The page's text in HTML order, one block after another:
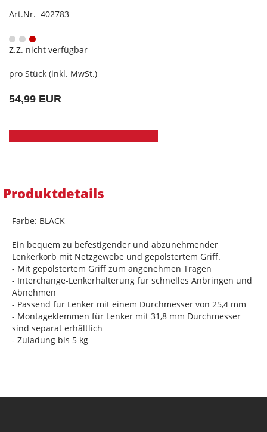
Art.Nr. 402783
Z.Z. nicht verfügbar
pro Stück (inkl. MwSt.)
54,99 EUR
Produktdetails
Farbe: BLACK
Ein bequem zu befestigender und abzunehmender
Lenkerkorb mit Netzgewebe und gepolstertem Griff.
- Mit gepolstertem Griff zum angenehmen Tragen
- Interchange-Lenkerhalterung für schnelles Anbringen und
Abnehmen
- Passend für Lenker mit einem Durchmesser von 25,4 mm
- Montageklemmen für Lenker mit 31,8 mm Durchmesser
sind separat erhältlich
- Zuladung bis 5 kg